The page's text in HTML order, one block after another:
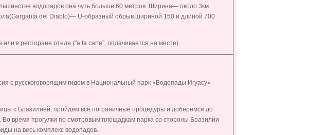
водопадов она чуть больше 60 метров. Ширина— около 3км.
del Diablo)— U-образный обрыв шириной 150 и длиной 700
в ресторане отеля ("a la carte”, оплачивается на месте).
с русскоговорящим гидом в Национальный парк «Водопады Игуасу»
с Бразилией, пройдем все пограничные процедуры и доберемся до
Во время прогулки по смотровым площадкам парка со стороны Бразилии
на весь комплекс водопадов.